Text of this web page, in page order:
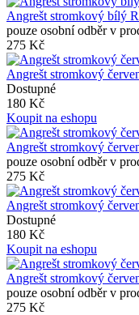
Angrešt stromkový bílý
pouze osobní odběr v
275 Kč
Angrešt stromkový
Dostupné
180 Kč
Koupit na eshopu
Angrešt stromkový
pouze osobní odběr v
275 Kč
Angrešt stromkový
Dostupné
180 Kč
Koupit na eshopu
Angrešt stromkový
pouze osobní odběr v
275 Kč